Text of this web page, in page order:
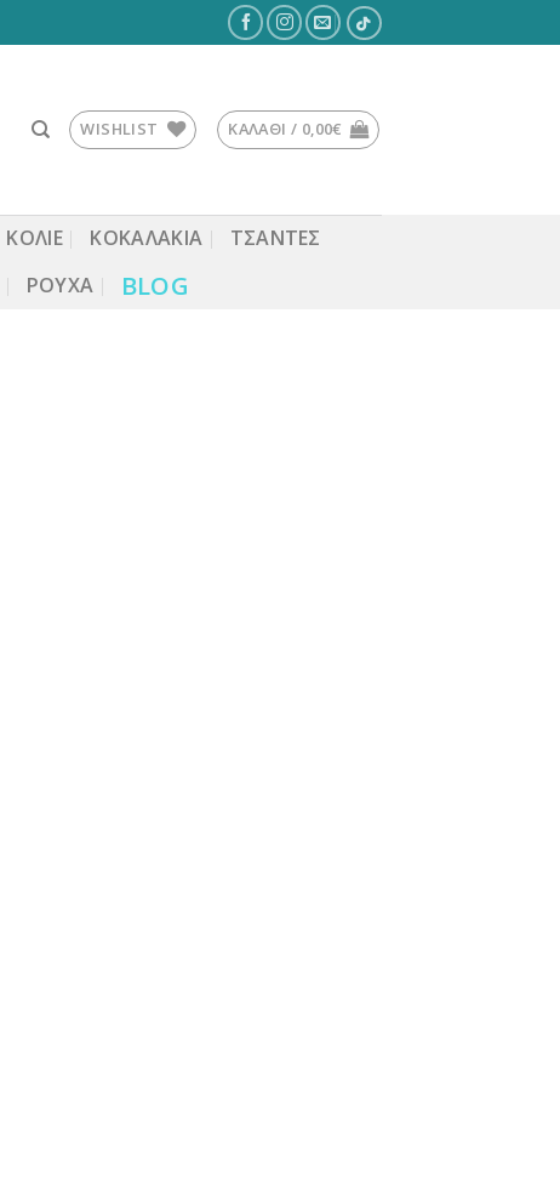
WISHLIST ΚΑΛΆΘΙ / 0,00€
ΚΟΛΙΕ ΚΟΚΑΛΆΚΙΑ
ΤΣΆΝΤΕΣ
ΡΟΎΧΑ BLOG